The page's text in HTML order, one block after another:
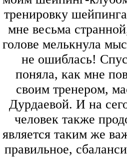
тренировку
мне весьма
голове мелькнула
не ошиблась!
поняла, как мне
своим тренером,
Дурдаевой. И на
человек также
является таким же
правильное,